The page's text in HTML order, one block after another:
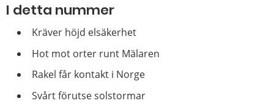
I detta nummer
Kräver höjd elsäkerhet
Hot mot orter runt Mälaren
Rakel får kontakt i Norge
Svårt förutse solstormar